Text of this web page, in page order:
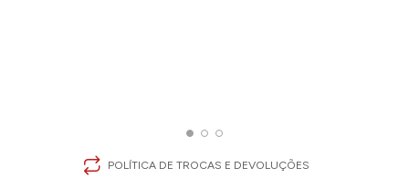
POLÍTICA DE TROCAS E DEVOLUÇÕES